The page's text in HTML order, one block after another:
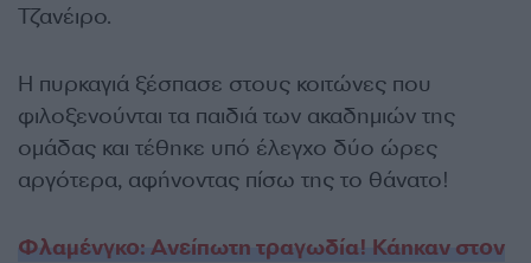
Τζανέιρο.
Η πυρκαγιά ξέσπασε στους κοιτώνες που
φιλοξενούνται τα παιδιά των ακαδημιών της
ομάδας και τέθηκε υπό έλεγχο δύο ώρες
αργότερα, αφήνοντας πίσω της το θάνατο!
Φλαμένγκο: Ανείπωτη τραγωδία! Κάηκαν στον